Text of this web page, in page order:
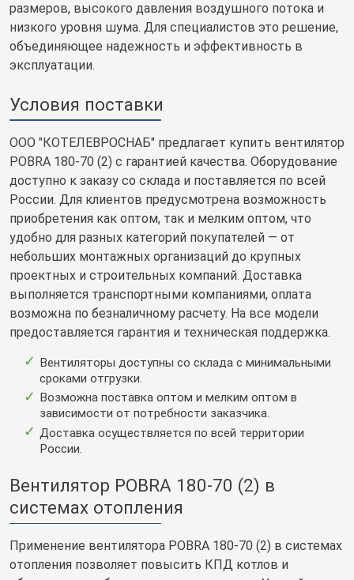
размеров, высокого давления воздушного потока и
низкого уровня шума. Для специалистов это решение,
объединяющее надежность и эффективность в
эксплуатации.
Условия поставки
ООО "КОТЕЛЕВРОСНАБ" предлагает купить вентилятор
POBRA 180-70 (2) с гарантией качества. Оборудование
доступно к заказу со склада и поставляется по всей
России. Для клиентов предусмотрена возможность
приобретения как оптом, так и мелким оптом, что
удобно для разных категорий покупателей — от
небольших монтажных организаций до крупных
проектных и строительных компаний. Доставка
выполняется транспортными компаниями, оплата
возможна по безналичному расчету. На все модели
предоставляется гарантия и техническая поддержка.
Вентиляторы доступны со склада с минимальными
сроками отгрузки.
Возможна поставка оптом и мелким оптом в
зависимости от потребности заказчика.
Доставка осуществляется по всей территории
России.
Вентилятор POBRA 180-70 (2) в
системах отопления
Применение вентилятора POBRA 180-70 (2) в системах
отопления позволяет повысить КПД котлов и